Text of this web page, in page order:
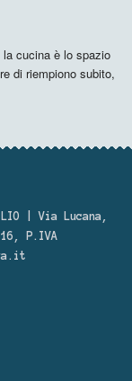
cucina è lo spazio
di riempiono subito,
| Via Lucana,
P.IVA